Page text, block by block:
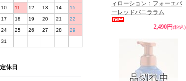
10 11 12 13 14 15
17 18 19 20 21 22
24 25 26 27 28 29
31
定休日
ィローション：フォーエバ
ーレッドバニララム
2,490円(税込)